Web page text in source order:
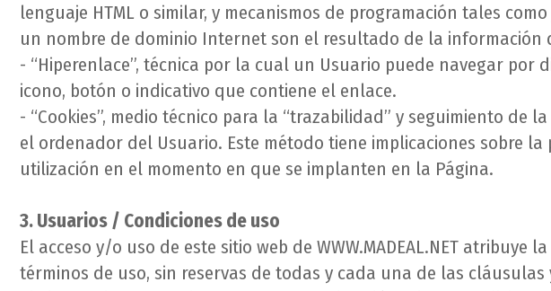
lenguaje HTML o similar, y mecanismos de programación tales como
un nombre de dominio Internet son el resultado de la
- “Hiperenlace”, técnica por la cual un Usuario puede navegar
icono, botón o indicativo que contiene el enlace.
- “Cookies”, medio técnico para la “trazabilidad” y seguimiento de
el ordenador del Usuario. Este método tiene implicaciones sobre
utilización en el momento en que se implanten en la Página.
3. Usuarios / Condiciones de uso
El acceso y/o uso de este sitio web de WWW.MADEAL.NET
términos de uso, sin reservas de todas y cada una de las